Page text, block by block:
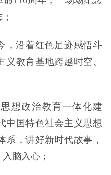
，沿着红色足迹感悟斗
教育基地跨越时空、
想政治教育一体化建
中国特色社会主义思想
系，讲好新时代故事，
脑入心；